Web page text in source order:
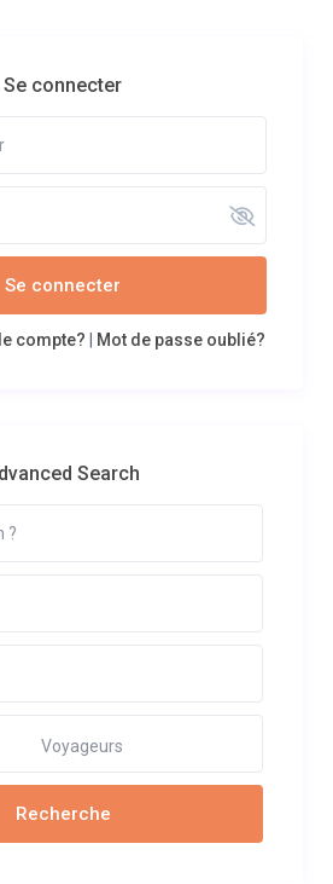
Se connecter
Se connecter
compte? Mot de passe oublié?
Search
Voyageurs